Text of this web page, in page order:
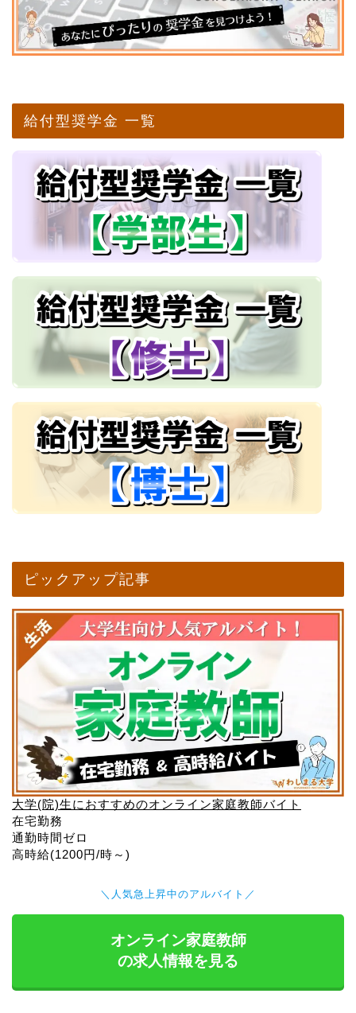
給付型奨学金 一覧
ピックアップ記事
大学(院)生におすすめのオンライン家庭教師バイト
在宅勤務
通勤時間ゼロ
高時給(1200円/時～)
＼人気急上昇中のアルバイト／
オンライン家庭教師
の求人情報を見る